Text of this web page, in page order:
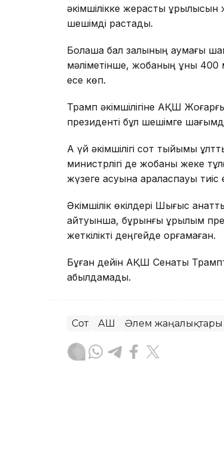
әкімшілікке жерасты құрылысын
шешімді растады.
Болашақ бал залының аумағы
мәліметінше, жобаның құны 400
есе көп.
Трамп әкімшілігіне АҚШ
президенті бұл шешімге
Ақ үй әкімшілігі сот тыйымы
министрлігі де жобаны жеке
жүзеге асуына араласпауы тиіс
Әкімшілік өкілдері Шығыс
айтуынша, бұрынғы құрылым
жеткілікті деңгейде қорғамаған.
Бұған дейін АҚШ Сенаты
қабылдамады.
Сот АҚШ Әлем жаңалықтары